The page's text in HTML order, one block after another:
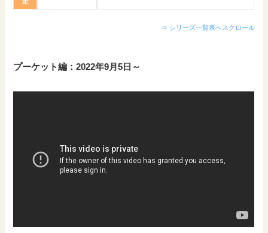
⇒ シリーズ一覧表へスクロール
プーケット編：2022年9月5日～